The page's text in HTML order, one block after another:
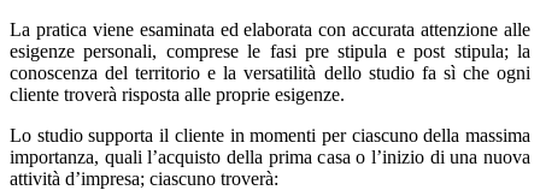
La pratica viene esaminata ed elaborata con accurata attenzione alle
esigenze personali, comprese le fasi pre stipula e post stipula; la
conoscenza del territorio e la versatilità dello studio fa sì che ogni
cliente troverà risposta alle proprie esigenze.
Lo studio supporta il cliente in momenti per ciascuno della massima
importanza, quali l’acquisto della prima casa o l’inizio di una nuova
attività d’impresa; ciascuno troverà: